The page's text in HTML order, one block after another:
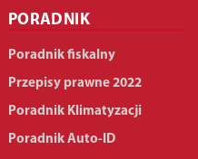
PORADNIK
Poradnik fiskalny
Przepisy prawne 2022
Poradnik Klimatyzacji
Poradnik Auto-ID